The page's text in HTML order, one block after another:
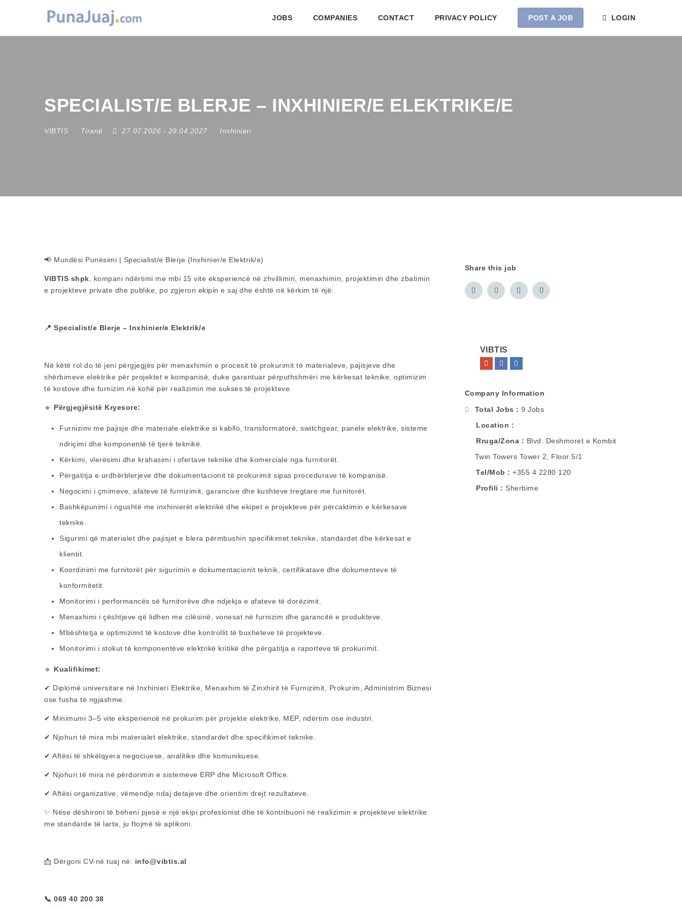
JOBS COMPANIES CONTACT PRIVACY POLICY POST A JOB LOGIN
SPECIALIST/E BLERJE – INXHINIER/E ELEKTRIKE/E
VIBTIS Tiranë 27.07.2026 - 29.04.2027 Inxhinieri
📢 Mundësi Punësimi | Specialist/e Blerje (Inxhinier/e Elektrik/e)
VIBTIS shpk , kompani ndërtimi me mbi 15 vite eksperiencë në zhvillimin, menaxhimin, projektimin dhe zbatimin
e projekteve private dhe publike, po zgjeron ekipin e saj dhe është në kërkim të një:
📍 Specialist/e Blerje – Inxhinier/e Elektrik/e
Në këtë rol do të jeni përgjegjës për menaxhimin e procesit të prokurimit të materialeve, pajisjeve dhe
shërbimeve elektrike për projektet e kompanisë, duke garantuar përputhshmëri me kërkesat teknike, optimizim
të kostove dhe furnizim në kohë për realizimin me sukses të projekteve.
🔹 Përgjegjësitë Kryesore:
Furnizimi me pajisje dhe materiale elektrike si kabllo, transformatorë, switchgear, panele elektrike, sisteme
ndriçimi dhe komponentë të tjerë teknikë.
Kërkimi, vlerësimi dhe krahasimi i ofertave teknike dhe komerciale nga furnitorët.
Përgatitja e urdhërblerjeve dhe dokumentacionit të prokurimit sipas procedurave të kompanisë.
Negocimi i çmimeve, afateve të furnizimit, garancive dhe kushteve tregtare me furnitorët.
Bashkëpunimi i ngushtë me inxhinierët elektrikë dhe ekipet e projekteve për përcaktimin e kërkesave
teknike.
Sigurimi që materialet dhe pajisjet e blera përmbushin specifikimet teknike, standardet dhe kërkesat e
klientit.
Koordinimi me furnitorët për sigurimin e dokumentacionit teknik, certifikatave dhe dokumenteve të
konformitetit.
Monitorimi i performancës së furnitorëve dhe ndjekja e afateve të dorëzimit.
Menaxhimi i çështjeve që lidhen me cilësinë, vonesat në furnizim dhe garancitë e produkteve.
Mbështetja e optimizimit të kostove dhe kontrollit të buxheteve të projekteve.
Monitorimi i stokut të komponentëve elektrikë kritikë dhe përgatitja e raporteve të prokurimit.
🔹 Kualifikimet:
✔ Diplomë universitare në Inxhinieri Elektrike, Menaxhim të Zinxhirit të Furnizimit, Prokurim, Administrim Biznesi
ose fusha të ngjashme.
✔ Minimumi 3–5 vite eksperiencë në prokurim për projekte elektrike, MEP, ndërtim ose industri.
✔ Njohuri të mira mbi materialet elektrike, standardet dhe specifikimet teknike.
✔ Aftësi të shkëlqyera negociuese, analitike dhe komunikuese.
✔ Njohuri të mira në përdorimin e sistemeve ERP dhe Microsoft Office.
✔ Aftësi organizative, vëmendje ndaj detajeve dhe orientim drejt rezultateve.
✨ Nëse dëshironi të bëheni pjesë e një ekipi profesionist dhe të kontribuoni në realizimin e projekteve elektrike
me standarde të larta, ju ftojmë të aplikoni.
📩 Dërgoni CV-në tuaj në: info@vibtis.al
📞 069 40 200 38
Share this job
VIBTIS
Company Information
Total Jobs
9 Jobs
Location
Rruga/Zona
Blvd. Deshmoret e Kombit
Twin Towers Tower 2, Floor 5/1
Tel/Mob
+355 4 2280 120
Profili
Sherbime